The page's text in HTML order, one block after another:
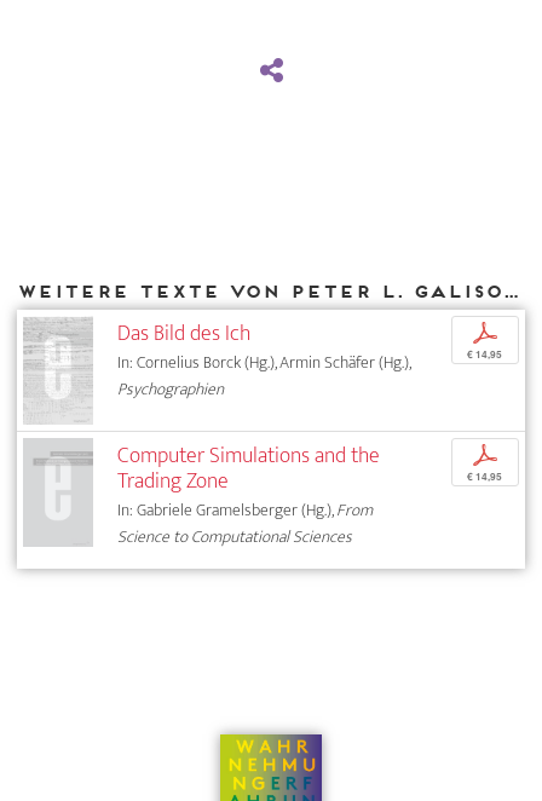
Weitere Texte von Peter L. Galison bei DIAPHANES
Das Bild des Ich
In: Cornelius Borck (Hg.), Armin Schäfer (Hg.),
Psychographien
p
€ 14,95
Computer Simulations and the
Trading Zone
In: Gabriele Gramelsberger (Hg.),From
Science to Computational Sciences
p
€ 14,95